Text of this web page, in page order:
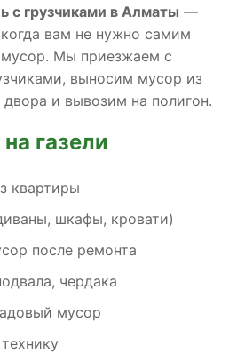
с грузчиками в Алматы —
когда вам не нужно самим
мусор. Мы приезжаем с
выносим мусор из
и вывозим на полигон.
газели
квартиры
шкафы, кровати)
после ремонта
чердака
мусор